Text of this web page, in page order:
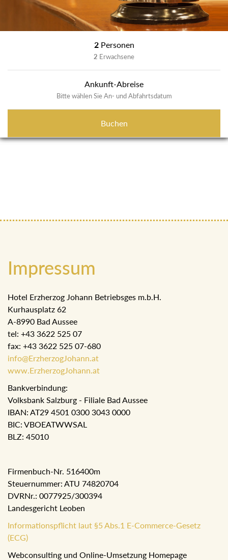
2 Personen
2 Erwachsene
Ankunft-Abreise
Bitte wählen Sie An- und Abfahrtsdatum
Buchen
Impressum
Hotel Erzherzog Johann Betriebsges m.b.H.
Kurhausplatz 62
A-8990 Bad Aussee
tel: +43 3622 525 07
fax: +43 3622 525 07-680
info@ErzherzogJohann.at
www.ErzherzogJohann.at
Bankverbindung:
Volksbank Salzburg - Filiale Bad Aussee
IBAN: AT29 4501 0300 3043 0000
BIC: VBOEATWWSAL
BLZ: 45010
Firmenbuch-Nr. 516400m
Steuernummer: ATU 74820704
DVRNr.: 0077925/300394
Landesgericht Leoben
Informationspflicht laut §5 Abs.1 E-Commerce-Gesetz
(ECG)
Webconsulting und Online-Umsetzung Homepage